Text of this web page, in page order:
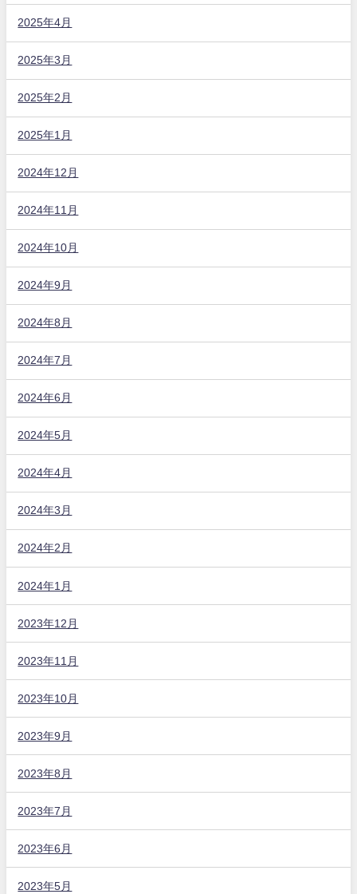
2025年4月
2025年3月
2025年2月
2025年1月
2024年12月
2024年11月
2024年10月
2024年9月
2024年8月
2024年7月
2024年6月
2024年5月
2024年4月
2024年3月
2024年2月
2024年1月
2023年12月
2023年11月
2023年10月
2023年9月
2023年8月
2023年7月
2023年6月
2023年5月